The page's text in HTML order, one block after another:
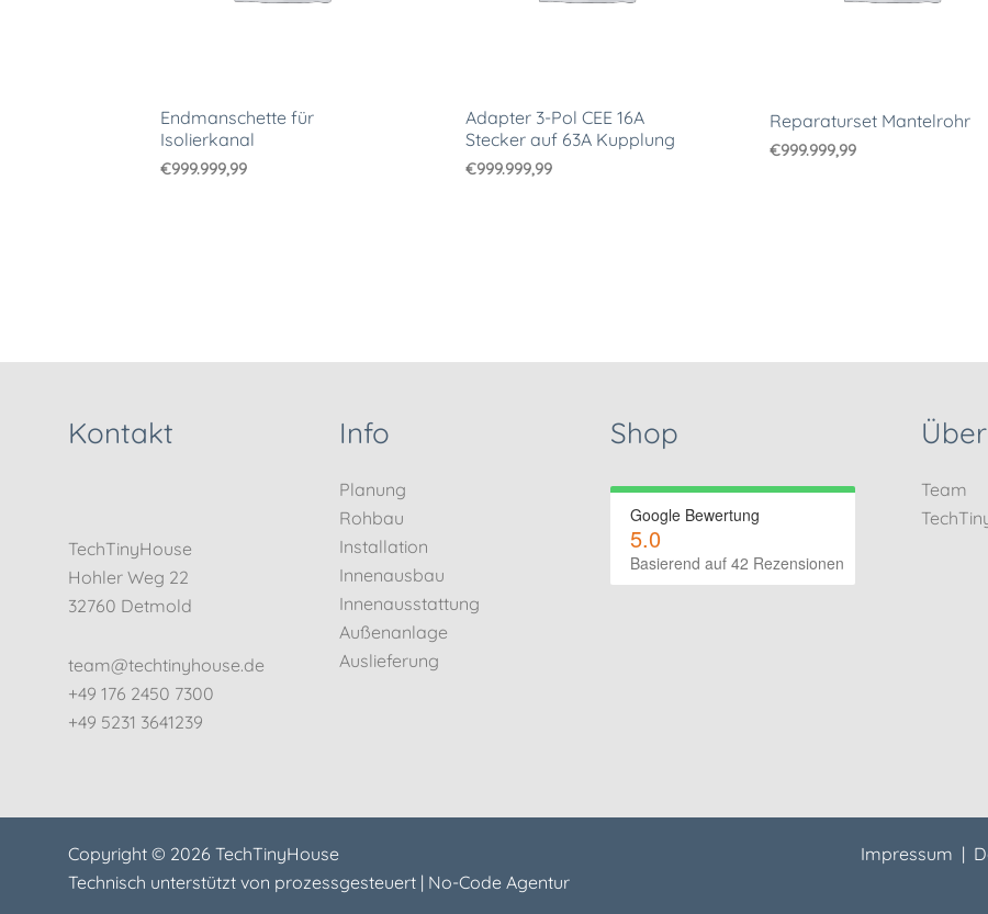
Endmanschette für
Isolierkanal
€999.999,99
Adapter 3-Pol CEE 16A
Stecker auf 63A Kupplung
€999.999,99
Reparaturset Mantelrohr
€999.999,99
Kontakt
TechTinyHouse
Hohler Weg 22
32760 Detmold
team@techtinyhouse.de
+49 176 2450 7300
+49 5231 3641239
Info
Planung
Rohbau
Installation
Innenausbau
Innenausstattung
Außenanlage
Auslieferung
Shop
Google Bewertung
5.0
Basierend auf 42 Rezensionen
Team
Copyright © 2026 TechTinyHouse
Technisch unterstützt von prozessgesteuert | No-Code Agentur
Impressum |